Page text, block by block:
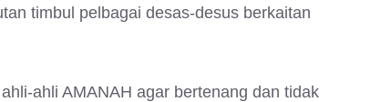
timbul pelbagai desas-desus berkaitan
ahli AMANAH agar bertenang dan tidak